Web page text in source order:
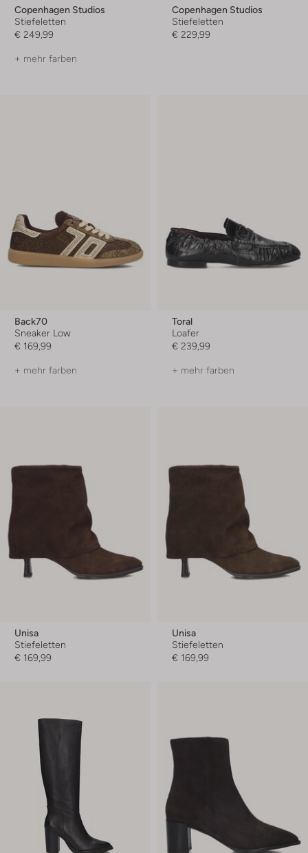
Copenhagen Studios
Stiefeletten
€ 249,99
+ mehr farben
Copenhagen Studios
Stiefeletten
€ 229,99
Back70
Sneaker Low
€ 169,99
+ mehr farben
Toral
Loafer
€ 239,99
+ mehr farben
Unisa
Stiefeletten
€ 169,99
Unisa
Stiefeletten
€ 169,99